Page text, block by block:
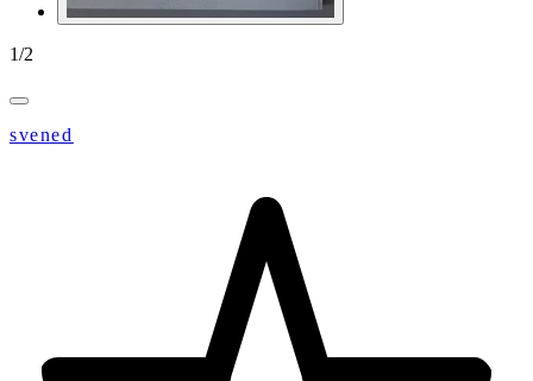
1/2
svened